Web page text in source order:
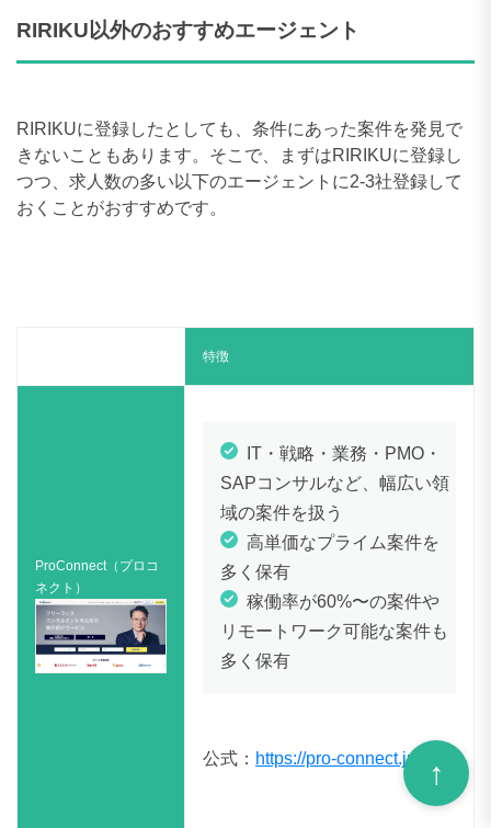
RIRIKU以外のおすすめエージェント
RIRIKUに登録したとしても、条件にあった案件を発見で
きないこともあります。そこで、まずはRIRIKUに登録し
つつ、求人数の多い以下のエージェントに2-3社登録して
おくことがおすすめです。
特徴
ProConnect（プロコ
ネクト）
IT・戦略・業務・PMO・
SAPコンサルなど、幅広い領
域の案件を扱う
高単価なプライム案件を
多く保有
稼働率が60%〜の案件や
リモートワーク可能な案件も
多く保有
公式： https://pro-connect.jp/